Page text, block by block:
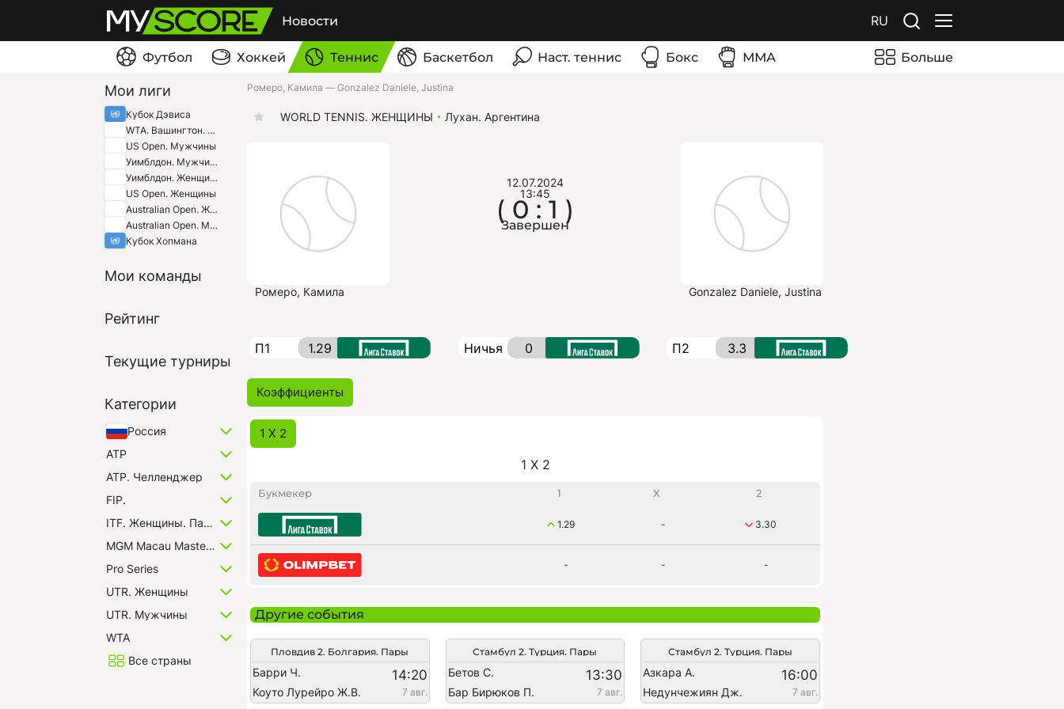
Новости RU
Футбол Хоккей Теннис Баскетбол Наст. теннис Бокс ММА Больше
Мои лиги
Кубок Дэвиса
WTA. Вашингтон. США
US Open. Мужчины
Уимблдон. Мужчины
Уимблдон. Женщины
US Open. Женщины
Australian Open. Женщины
Australian Open. Мужчины
Кубок Хопмана
Мои команды
Рейтинг
Текущие турниры
Категории
Россия
ATP
ATP. Челленджер
FIP.
ITF. Женщины. Пары
MGM Macau Masters. Мужчины
Pro Series
UTR. Женщины
UTR. Мужчины
WTA
Все страны
Ромеро, Камила — Gonzalez Daniele, Justina
WORLD TENNIS. ЖЕНЩИНЫ Лухан. Аргентина
Ромеро, Камила
12.07.2024
13:45
( 0 : 1 )
Завершен
Gonzalez Daniele, Justina
П1 1.29 Ничья 0 П2 3.3
Коэффициенты
1 X 2
1 X 2
Букмекер 1 X 2
1.29 - 3.30
- - -
Другие события
Пловдив 2. Болгария. Пары
Барри Ч. 14:20
Коуто Лурейро Ж.В. 7 авг.
Стамбул 2. Турция. Пары
Бетов С. 13:30
Бар Бирюков П. 7 авг.
Стамбул 2. Турция. Пары
Азкара А. 16:00
Недунчежиян Дж. 7 авг.